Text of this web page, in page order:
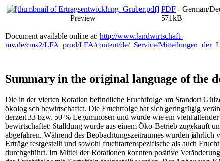
Preview
PDF - German/
571kB
Document available online at: http://www.landwirtschaft-
mv.de/cms2/LFA_prod/LFA/content/de/_Service/
Summary in the original language of the
Die in der vierten Rotation befindliche Fruchtfolge am Standort
ökologisch bewirtschaftet. Die Fruchtfolge hat sich geringfügig
derzeit 33 bzw. 50 % Leguminosen und wurde wie ein
bewirtschaftet: Stalldung wurde aus einem Öko-Betrieb zugekauft
abgefahren. Während des Beobachtungszeitraumes wurden jährlich
Erträge festgestellt und sowohl fruchtartenspezifische als auch
durchgeführt. Im Mittel der Rotationen konnten positive